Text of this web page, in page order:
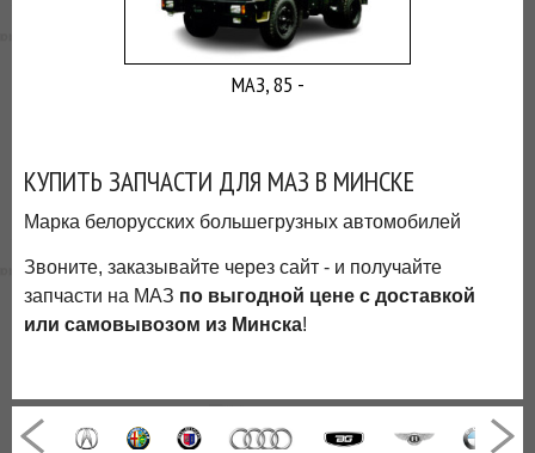
МАЗ, 85 -
КУПИТЬ ЗАПЧАСТИ ДЛЯ МАЗ В МИНСКЕ
Марка белорусских большегрузных автомобилей
Звоните, заказывайте через сайт - и получайте
запчасти на МАЗ по выгодной цене с доставкой
или самовывозом из Минска!